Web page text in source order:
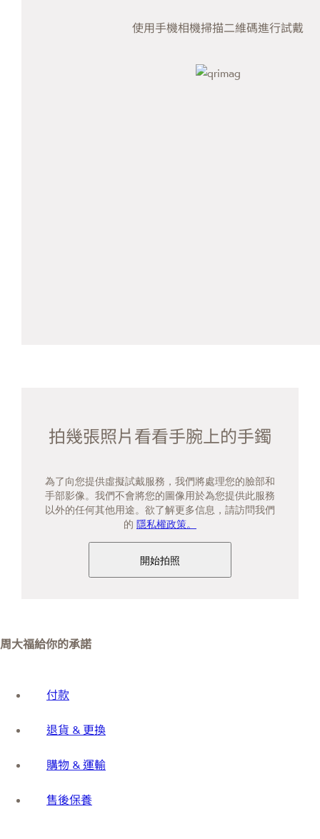
使用手機相機掃描二維碼進行試戴
拍幾張照片看看手腕上的手鐲
為了向您提供虛擬試戴服務，我們將處理您的臉部和
手部影像。我們不會將您的圖像用於為您提供此服務
以外的任何其他用途。欲了解更多信息，請訪問我們
的 隱私權政策。
開始拍照
周大福給你的承諾
付款
退貨 & 更換
購物 & 運輸
售後保養